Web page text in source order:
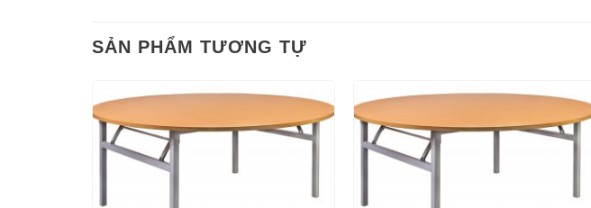
SẢN PHẨM TƯƠNG TỰ